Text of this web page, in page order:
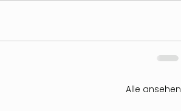
Alle ansehen